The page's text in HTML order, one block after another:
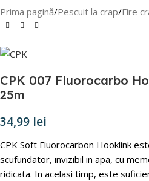
Prima pagină Pescuit la crap Fire
CPK 007 Fluorocarbo
25m
34,99 lei
CPK Soft Fluorocarbon Hooklink
scufundator, invizibil in apa, cu
ridicata. In acelasi timp, este